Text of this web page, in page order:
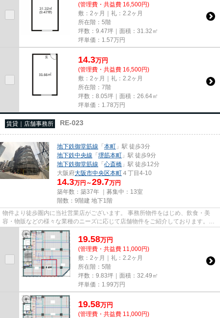
(管理費・共益費 16,500円)
敷：2ヶ月｜礼：2.2ヶ月
所在階：5階
坪数：9.47坪｜面積：31.32㎡
坪単価： 1.57万円
14.3万円
(管理費・共益費 16,500円)
敷：2ヶ月｜礼：2.2ヶ月
所在階：7階
坪数：8.05坪｜面積：26.64㎡
坪単価： 1.78万円
賃貸｜店舗事務所 RE-023
地下鉄御堂筋線 「本町 」駅 徒歩3分
地下鉄中央線 「堺筋本町 」駅 徒歩9分
地下鉄御堂筋線 「心斎橋 」駅 徒歩12分
大阪府大阪市中央区本町 ４丁目4-10
14.3万円～29.7万円
築年数：築37年 ｜募集中： 13室
階数：9階建 地下1階
物件より徒歩圏内に当社営業店がございます。 事務所物件をはじめ、飲食・美
容・物販などの様々な業種のニーズに応じて店舗物件をご紹介しております。
尚、弊社ではおとり広告は一切...
19.58万円
(管理費・共益費 11,000円)
敷：2ヶ月｜礼：2.2ヶ月
所在階：5階
坪数：9.83坪｜面積：32.49㎡
坪単価： 1.99万円
19.58万円
(管理費・共益費 11,000円)